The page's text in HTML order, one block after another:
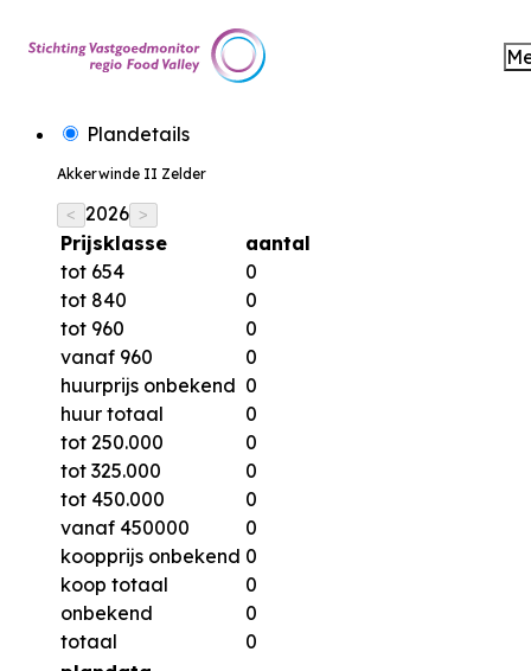
Plandetails
Akkerwinde II Zelder
< 2026 >
Prijsklasse
aantal
tot 654
0
tot 840
0
tot 960
0
vanaf 960
0
huurprijs onbekend 0
huur totaal
0
tot 250.000
0
tot 325.000
0
tot 450.000
0
vanaf 450000
0
koopprijs onbekend 0
koop totaal
0
onbekend
0
totaal
0